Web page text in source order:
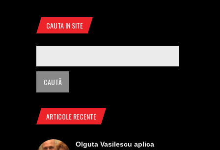
CAUTA IN SITE
ARTICOLE RECENTE
Olguta Vasilescu aplica